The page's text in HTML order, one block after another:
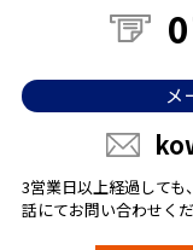
メ
3営業日以上経過して
話にてお問い合わせくだ